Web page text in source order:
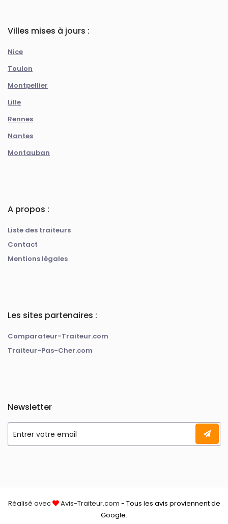
Villes mises à jours :
Nice
Toulon
Montpellier
Lille
Rennes
Nantes
Montauban
A propos :
Liste des traiteurs
Contact
Mentions légales
Les sites partenaires :
Comparateur-Traiteur.com
Traiteur-Pas-Cher.com
Newsletter
Réalisé avec Avis-Traiteur.com - Tous les avis proviennent de
Google.